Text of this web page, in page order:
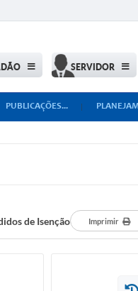
SERVIDOR
PUBLICAÇÕES...
de Isenção Imprimir